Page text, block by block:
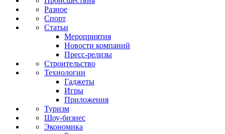
Разное
Спорт
Статьи
Мероприятия
Новости компаний
Пресс-релизы
Строительство
Технологии
Гаджеты
Игры
Приложения
Туризм
Шоу-бизнес
Экономика